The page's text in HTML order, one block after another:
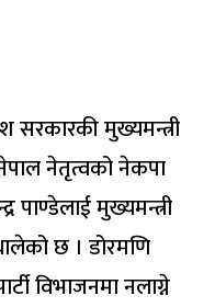
सरकारकी मुख्यमन्त्री
नेतृत्वको नेकपा
पाण्डेलाई मुख्यमन्त्री
छ । डोरमणि
विभाजनमा नलाग्ने